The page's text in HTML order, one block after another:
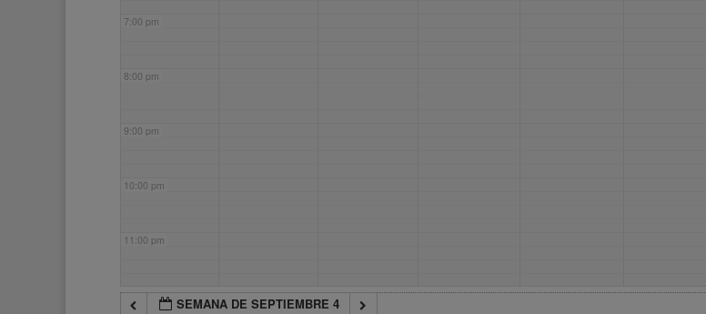
7:00 pm
8:00 pm
9:00 pm
10:00 pm
11:00 pm
SEMANA DE SEPTIEMBRE 4